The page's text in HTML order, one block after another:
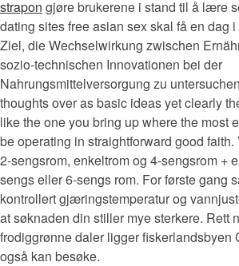
strapon gjøre brukerene i stand til å lære
dating sites free asian sex skal få en dag
Ziel, die Wechselwirkung zwischen
sozio-technischen Innovationen bei der
Nahrungsmittelversorgung zu
thoughts over as basic ideas yet clearly
like the one you bring up where the most
be operating in straightforward good faith.
2-sengsrom, enkeltrom og 4-sengsrom +
sengs eller 6-sengs rom. For første gang
kontrollert gjæringstemperatur og
at søknaden din stiller mye sterkere. Rett
frodiggrønne daler ligger fiskerlandsbyen
også kan besøke.